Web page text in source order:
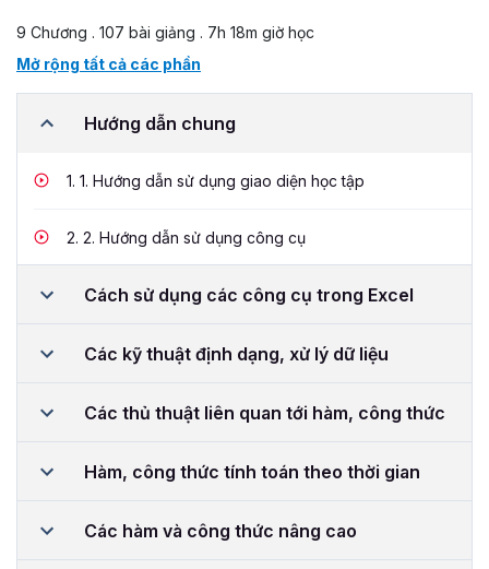
9 Chương . 107 bài giảng . 7h 18m giờ học
Mở rộng tất cả các phần
Hướng dẫn chung
1. 1. Hướng dẫn sử dụng giao diện học tập
2. 2. Hướng dẫn sử dụng công cụ
Cách sử dụng các công cụ trong Excel
Các kỹ thuật định dạng, xử lý dữ liệu
Các thủ thuật liên quan tới hàm, công thức
Hàm, công thức tính toán theo thời gian
Các hàm và công thức nâng cao